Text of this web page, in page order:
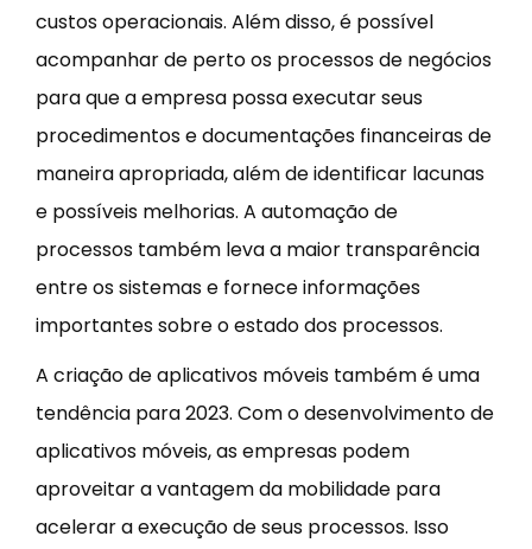
custos operacionais. Além disso, é possível
acompanhar de perto os processos de negócios
para que a empresa possa executar seus
procedimentos e documentações financeiras de
maneira apropriada, além de identificar lacunas
e possíveis melhorias. A automação de
processos também leva a maior transparência
entre os sistemas e fornece informações
importantes sobre o estado dos processos.
A criação de aplicativos móveis também é uma
tendência para 2023. Com o desenvolvimento de
aplicativos móveis, as empresas podem
aproveitar a vantagem da mobilidade para
acelerar a execução de seus processos. Isso